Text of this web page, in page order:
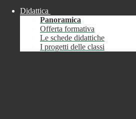
Chiudi
Informazione
Didattica
Panoramica
Offerta formativa
Le schede didattiche
I progetti delle classi